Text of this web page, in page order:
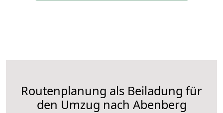
Routenplanung als Beiladung für
den Umzug nach Abenberg